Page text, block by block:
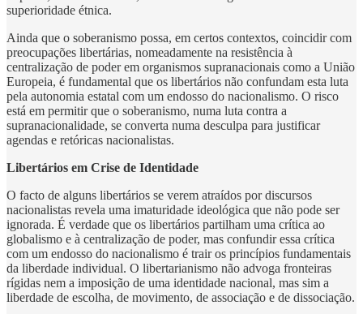
superioridade étnica.
Ainda que o soberanismo possa, em certos contextos, coincidir com
preocupações libertárias, nomeadamente na resistência à
centralização de poder em organismos supranacionais como a União
Europeia, é fundamental que os libertários não confundam esta luta
pela autonomia estatal com um endosso do nacionalismo. O risco
está em permitir que o soberanismo, numa luta contra a
supranacionalidade, se converta numa desculpa para justificar
agendas e retóricas nacionalistas.
Libertários em Crise de Identidade
O facto de alguns libertários se verem atraídos por discursos
nacionalistas revela uma imaturidade ideológica que não pode ser
ignorada. É verdade que os libertários partilham uma crítica ao
globalismo e à centralização de poder, mas confundir essa crítica
com um endosso do nacionalismo é trair os princípios fundamentais
da liberdade individual. O libertarianismo não advoga fronteiras
rígidas nem a imposição de uma identidade nacional, mas sim a
liberdade de escolha, de movimento, de associação e de dissociação.